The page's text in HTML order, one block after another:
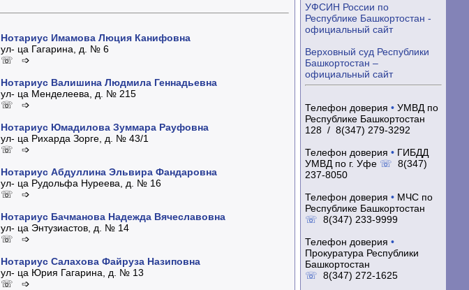
Нотариус Имамова Люция Канифовна
ул- ца Гагарина, д. № 6
☏ ➩
Нотариус Валишина Людмила Геннадьевна
ул- ца Менделеева, д. № 215
☏ ➩
Нотариус Юмадилова Зуммара Рауфовна
ул- ца Рихарда Зорге, д. № 43/1
☏ ➩
Нотариус Абдуллина Эльвира Фандаровна
ул- ца Рудольфа Нуреева, д. № 16
☏ ➩
Нотариус Бачманова Надежда Вячеславовна
ул- ца Энтузиастов, д. № 14
☏ ➩
Нотариус Салахова Файруза Назиповна
ул- ца Юрия Гагарина, д. № 13
☏ ➩
УФСИН России по
Республике Башкортостан -
официальный сайт
Верховный суд Республики
Башкортостан –
официальный сайт
Телефон доверия • УМВД по
Республике Башкортостан
128 / 8(347) 279-3292
Телефон доверия • ГИБДД
УМВД по г. Уфе ☏ 8(347)
237-8050
Телефон доверия • МЧС по
Республике Башкортостан
☏ 8(347) 233-9999
Телефон доверия •
Прокуратура Республики
Башкортостан
☏ 8(347) 272-1625